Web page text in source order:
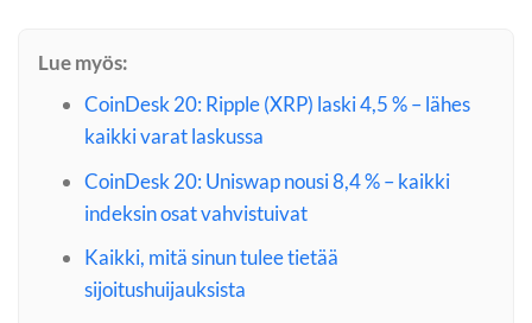
Lue myös:
CoinDesk 20: Ripple (XRP) laski 4,5 % – lähes
kaikki varat laskussa
CoinDesk 20: Uniswap nousi 8,4 % – kaikki
indeksin osat vahvistuivat
Kaikki, mitä sinun tulee tietää
sijoitushuijauksista